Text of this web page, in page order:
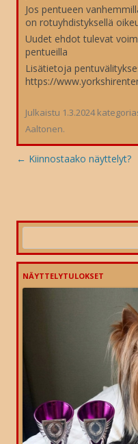
Jos pentueen
on rotuyhdistyksellä
Uudet ehdot tulevat
pentueilla
Lisätietoja
https://
Julkaistu 1.3.2024
Aaltonen.
Artikkelien
← Kiinnostaako näyttelyt?
NÄYTTELYTULOKSET